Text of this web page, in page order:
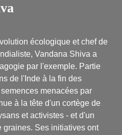
écologique et chef de
Vandana Shiva a
par l'exemple. Partie
de l'Inde à la fin des
menacées par
à la tête d'un cortège de
et activistes - et d'un
graines. Ses initiatives ont